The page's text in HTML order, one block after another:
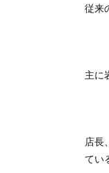
従来
主に
店長
てい